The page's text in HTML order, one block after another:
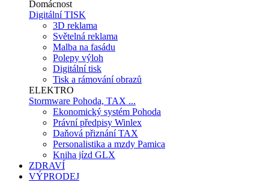
Domácnost
Digitální TISK
3D reklama
Světelná reklama
Malba na fasádu
Polepy výloh
Digitální tisk
Tisk a rámování obrazů
ELEKTRO
Stormware Pohoda, TAX ...
Ekonomický systém Pohoda
Právní předpisy Winlex
Daňová přiznání TAX
Personalistika a mzdy Pamica
Kniha jízd GLX
ZDRAVÍ
VÝPRODEJ